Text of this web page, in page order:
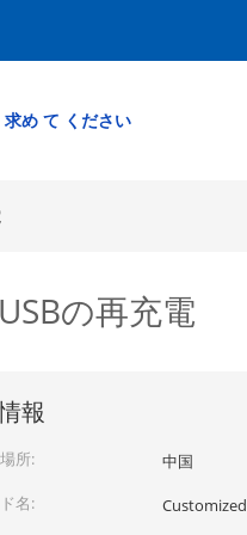
求め て ください
の再充電
報
所:
中国
名:
Customized